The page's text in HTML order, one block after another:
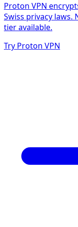
Proton VPN
Swiss privacy laws.
tier available.
Try Proton VPN